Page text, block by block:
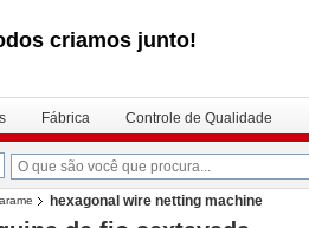
criamos junto!
Fábrica Controle de Qualidade
hexagonal wire netting machine